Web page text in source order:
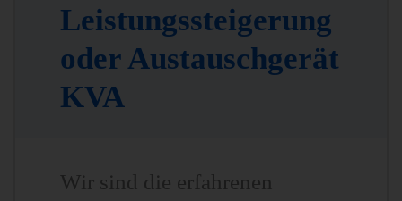
Leistungssteigerung
oder Austauschgerät
KVA
Wir sind die erfahrenen